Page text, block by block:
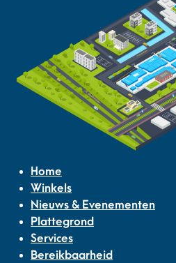
Home
Winkels
Nieuws & Evenementen
Plattegrond
Services
Bereikbaarheid